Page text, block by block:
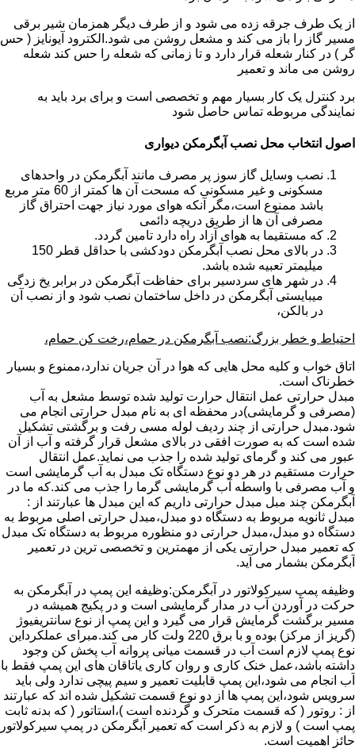
از یک طرف جرقه زده می شود و از طرف دیگر همزمان شیر برقی
مسیر گاز را باز می کند و مشعل روشن می شود.الکترود آیونایز ( حس
گر ) در کنار شعله قرار دارد و تا زمانی که شعله را حس کند شعله
روشن می ماند و تعمیر
برد کنترل یک کار بسیار مهم و تخصصی است و برای برد باید به
نمایندگی مربوطه تماس حاصل شود
اصول انتخاب محل نصب آبگرمکن دیواری
نصب وسایل گاز سوز پر مصرف مانند آبگرمکن در واحدهای
مسکونی و غیر مسکونی که مسحت آن ها کمتر از 60 متر مربع
باشد ممنوع است،مگر آنکه هوای مورد نیاز جهت احتراق گاز
مصرفی آن ها از طریق دریچه دائمی
که مستقیما به هوای آزاد راه دارد تامین گردد.
در بالای محل نصب آبگرمکن دودکشی با حداقل قطر 150
میلیمتر تعبیه شده باشد.
در شهر های سردسیر برای حفاظت آبگرمکن در برابر یخ زدگی
میبایستی آبگرمکن در داخل ساختمان نصب شود و از نصب آن
در بالکن،
احتیاط و خطر بزرگ:نصب آبگرمکن در حمام،رخت کن حمام،
اتاق خواب و کلیه محل هایی که هوا در آن جریان ندارد،ممنوع و بسیار
خطرناک است.
مبدل حرارتی عمل انتقال حرارت تولید شده توسط مشعل به آب
(مصرفی و گرمایشی)در محفظه ای به نام مبدل حرارتی انجام می
شود.مبدل حرارتی از چند ردیف لوله مسی رفت و برگشتی تشکیل
شده است که به صورت افقی در بالای مشعل قرار گرفته و آب از آن
عبور می کند و گرمای تولید شده را جذب می نماید.عمل انتقال
حرارت مستقیم در هر دو نوع دستگاه تک مبدل به آب گرمایشی است
و آب مصرفی با واسطه آب گرمایشی گرما را جذب می کند.که ما در
آبگرمکن چند مبل مبدل حرارتی داریم که این مبدل ها عبارتند از :
مبدل ثانویه مربوط به دستگاه دو مبدل،مبدل حرارتی اصلی مربوط به
دستگاه دو مبدل،مبدل حرارتی دو منظوره مربوط به دستگاه تک مبدل
که تعمیر مبدل حرارتی یکی از مهمترین و تخصصی ترین در تعمیر
آبگرمکن بشمار می آید.
وظیفه پمپ سیرکولاتور در آبگرمکن:وظیفه این پمپ در آبگرمکن به
حرکت در آوردن آب در مدار گرمایشی است و در پکیج همیشه در
مسیر برگشت گرمایش قرار می گیرد و این پمپ از نوع سانتریفیوژ
(گریز از مرکز) بوده و با برق 220 ولت کار می کند.مبرای عملکرداین
نوع پمپ لازم است آب در قسمت میانی پروانه آب پخش کن وجود
داشته باشد،عمل خنک کاری و روان کاری یاتاقان های این پمپ فقط با
آب انجام می شود،این پمپ قابلیت تعمیر و سیم پیچی ندارد ولی باید
سرویس شود،این پمپ ها از دو نوع قسمت تشکیل شده اند که عبارتند
از : روتور ( که قسمت متحرک و گردنده است )،استاتور ( که بدنه ثابت
پمپ است ) و لازم به ذکر است که تعمیر آبگرمکن در پمپ سیرکولاتور
حائز اهمیت است.